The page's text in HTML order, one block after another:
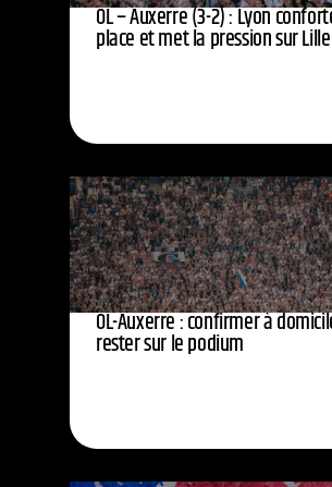
OL – Auxerre (3-2) : Lyon
place et met la pression sur Lille
OL-Auxerre : confirmer à
rester sur le podium